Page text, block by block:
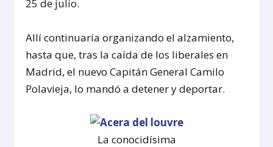
25 de julio.
Allí continuaría organizando el alzamiento,
hasta que, tras la caída de los liberales en
Madrid, el nuevo Capitán General Camilo
Polavieja, lo mandó a detener y deportar.
La conocidísima